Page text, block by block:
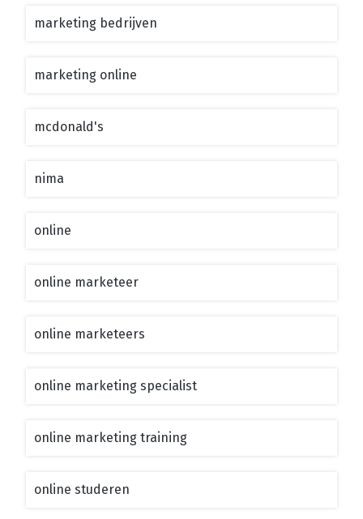
marketing bedrijven
marketing online
mcdonald's
nima
online
online marketeer
online marketeers
online marketing specialist
online marketing training
online studeren